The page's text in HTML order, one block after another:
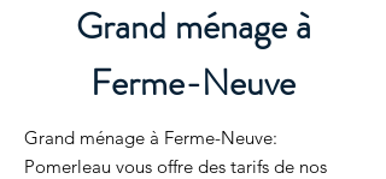
Grand ménage à
Ferme-Neuve
Grand ménage à Ferme-Neuve:
Pomerleau vous offre des tarifs de nos